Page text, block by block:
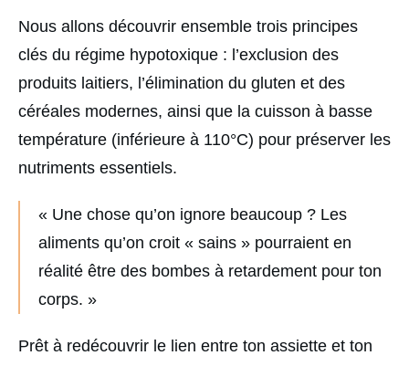
Nous allons découvrir ensemble trois principes
clés du régime hypotoxique : l’exclusion des
produits laitiers, l’élimination du gluten et des
céréales modernes, ainsi que la cuisson à basse
température (inférieure à 110°C) pour préserver les
nutriments essentiels.
« Une chose qu’on ignore beaucoup ? Les
aliments qu’on croit « sains » pourraient en
réalité être des bombes à retardement pour ton
corps. »
Prêt à redécouvrir le lien entre ton assiette et ton